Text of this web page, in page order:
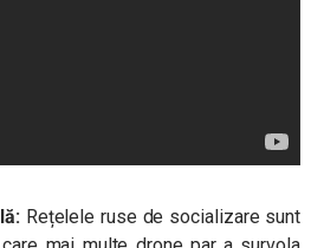
Rețelele ruse de socializare sunt